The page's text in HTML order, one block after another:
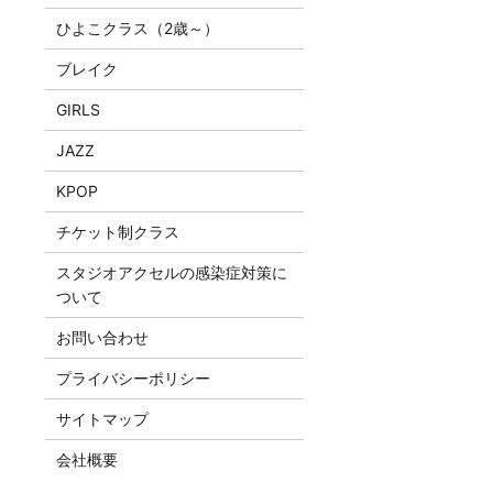
ひよこクラス（2歳～）
ブレイク
GIRLS
JAZZ
KPOP
チケット制クラス
スタジオアクセルの感染症対策に
ついて
お問い合わせ
プライバシーポリシー
サイトマップ
会社概要